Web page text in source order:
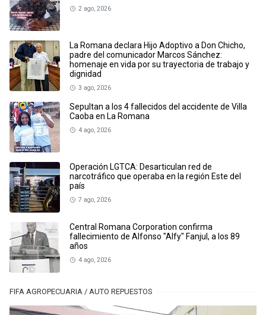
2 ago, 2026
La Romana declara Hijo Adoptivo a Don Chicho,
padre del comunicador Marcos Sánchez:
homenaje en vida por su trayectoria de trabajo y
dignidad
3 ago, 2026
Sepultan a los 4 fallecidos del accidente de Villa
Caoba en La Romana
4 ago, 2026
Operación LGTCA: Desarticulan red de
narcotráfico que operaba en la región Este del
país
7 ago, 2026
Central Romana Corporation confirma
fallecimiento de Alfonso "Alfy" Fanjul, a los 89
años
4 ago, 2026
FIFA AGROPECUARIA / AUTO REPUESTOS